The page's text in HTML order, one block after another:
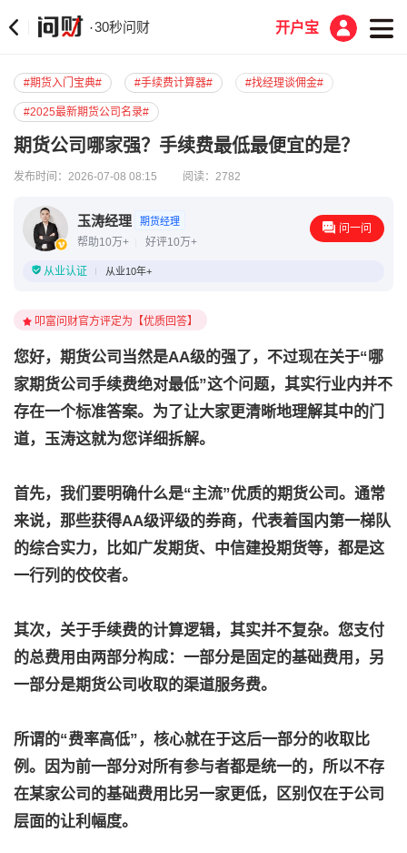
·30秒问财 开户宝
#期货入门宝典# #手续费计算器# #找经理谈佣金#
#2025最新期货公司名录#
期货公司哪家强？手续费最低最便宜的是？
发布时间：2026-07-08 08:15 阅读：2782
玉涛经理 期货经理
帮助10万+ 好评10万+
问一问
从业认证 从业10年+
叩富问财官方评定为【优质回答】
您好，期货公司当然是AA级的强了，不过现在关于“哪
家期货公司手续费绝对最低”这个问题，其实行业内并不
存在一个标准答案。为了让大家更清晰地理解其中的门
道，玉涛这就为您详细拆解。
首先，我们要明确什么是“主流”优质的期货公司。通常
来说，那些获得AA级评级的券商，代表着国内第一梯队
的综合实力，比如广发期货、中信建投期货等，都是这
一行列的佼佼者。
其次，关于手续费的计算逻辑，其实并不复杂。您支付
的总费用由两部分构成：一部分是固定的基础费用，另
一部分是期货公司收取的渠道服务费。
所谓的“费率高低”，核心就在于这后一部分的收取比
例。因为前一部分对所有参与者都是统一的，所以不存
在某家公司的基础费用比另一家更低，区别仅在于公司
层面的让利幅度。